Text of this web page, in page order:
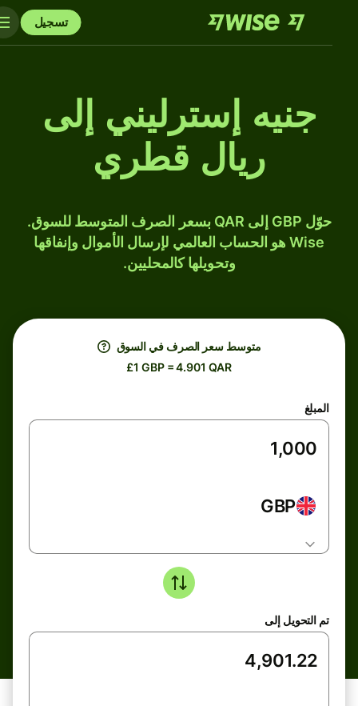
تسجيل
جنيه إسترليني إلى
ريال قطري
حوّل GBP إلى QAR بسعر الصرف المتوسط للسوق.
Wise هو الحساب العالمي لإرسال الأموال وإنفاقها
وتحويلها كالمحليين.
متوسط ​​سعر الصرف في السوق
£1 GBP = 4.901 QAR
المبلغ
GBP
تم التحويل إلى